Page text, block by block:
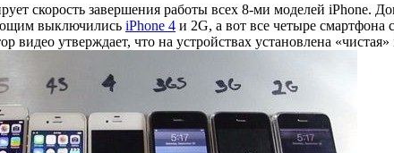
скорость завершения работы всех 8-ми моделей iPhone.
выключились iPhone 4 и 2G, а вот все четыре смартфона
видео утверждает, что на устройствах установлена